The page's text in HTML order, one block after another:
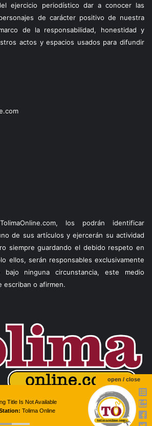
ejercicio periodístico dar a conocer las
de carácter positivo de nuestra
de la responsabilidad, honestidad y
actos y espacios usados para difundir
los podrán identificar
de sus artículos y ejercerán su actividad
siempre guardando el debido respeto en
ellos, serán responsables exclusivamente
ninguna circunstancia, este medio
escriban o afirmen.
open / close
Title Is Not Available
Tolima Online